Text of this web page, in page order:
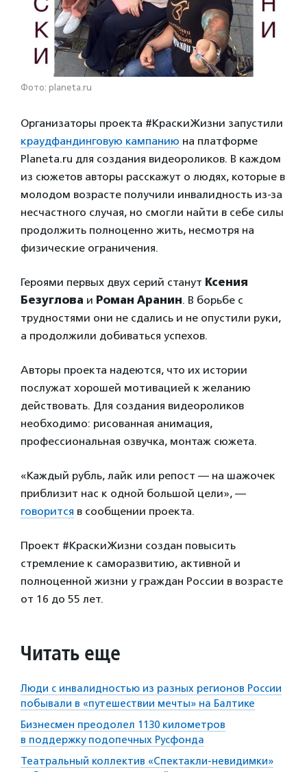
Фото: planeta.ru
Организаторы проекта #КраскиЖизни запустили
краудфандинговую кампанию на платформе
Planeta.ru для создания видеороликов. В каждом
из сюжетов авторы расскажут о людях, которые в
молодом возрасте получили инвалидность из-за
несчастного случая, но смогли найти в себе силы
продолжить полноценно жить, несмотря на
физические ограничения.
Героями первых двух серий станут Ксения
Безуглова и Роман Аранин. В борьбе с
трудностями они не сдались и не опустили руки,
а продолжили добиваться успехов.
Авторы проекта надеются, что их истории
послужат хорошей мотивацией к желанию
действовать. Для создания видеороликов
необходимо: рисованная анимация,
профессиональная озвучка, монтаж сюжета.
«Каждый рубль, лайк или репост — на шажочек
приблизит нас к одной большой цели», —
говорится в сообщении проекта.
Проект #КраскиЖизни создан повысить
стремление к саморазвитию, активной и
полноценной жизни у граждан России в возрасте
от 16 до 55 лет.
Читать еще
Люди с инвалидностью из разных регионов России
побывали в «путешествии мечты» на Балтике
Бизнесмен преодолел 1130 километров
в поддержку подопечных Русфонда
Театральный коллектив «Спектакли-невидимки»